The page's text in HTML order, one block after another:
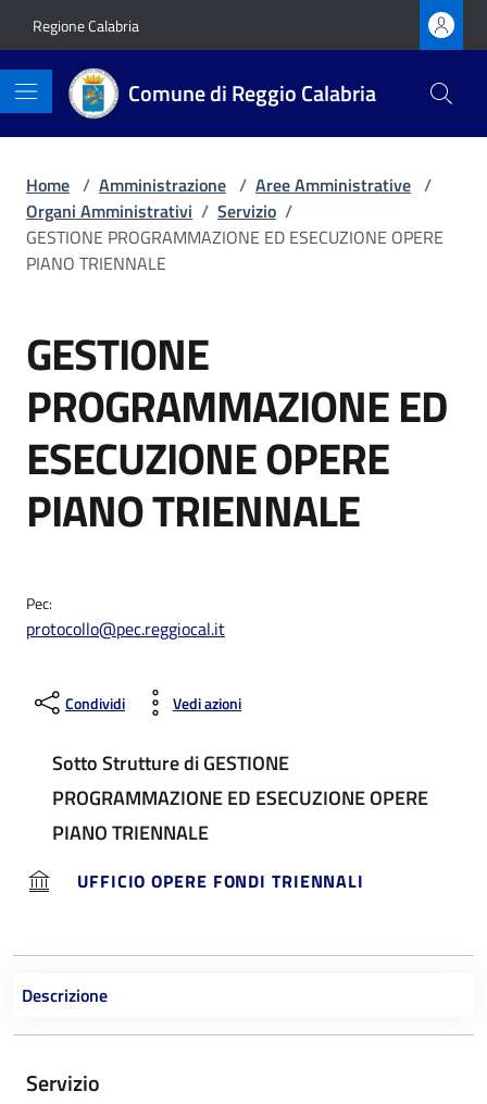
Regione Calabria
Comune di Reggio Calabria
Home / Amministrazione / Aree Amministrative /
Organi Amministrativi / Servizio /
GESTIONE PROGRAMMAZIONE ED ESECUZIONE OPERE
PIANO TRIENNALE
GESTIONE
PROGRAMMAZIONE ED
ESECUZIONE OPERE
PIANO TRIENNALE
Pec:
protocollo@pec.reggiocal.it
Condividi Vedi azioni
Sotto Strutture di GESTIONE
PROGRAMMAZIONE ED ESECUZIONE OPERE
PIANO TRIENNALE
UFFICIO OPERE FONDI TRIENNALI
Descrizione
Servizio